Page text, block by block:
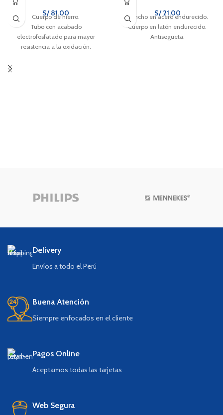
S/ 81.00
Cuerpo de hierro.
Tubo con acabado
electrofosfatado para mayor
resistencia a la oxidación.
S/21.00
Gancho en acero endurecido.
Cuerpo en latón endurecido.
Antisegueta.
Delivery
Envíos a todo el Perú
Buena Atención
Siempre enfocados en el cliente
Pagos Online
Aceptamos todas las tarjetas
Web Segura